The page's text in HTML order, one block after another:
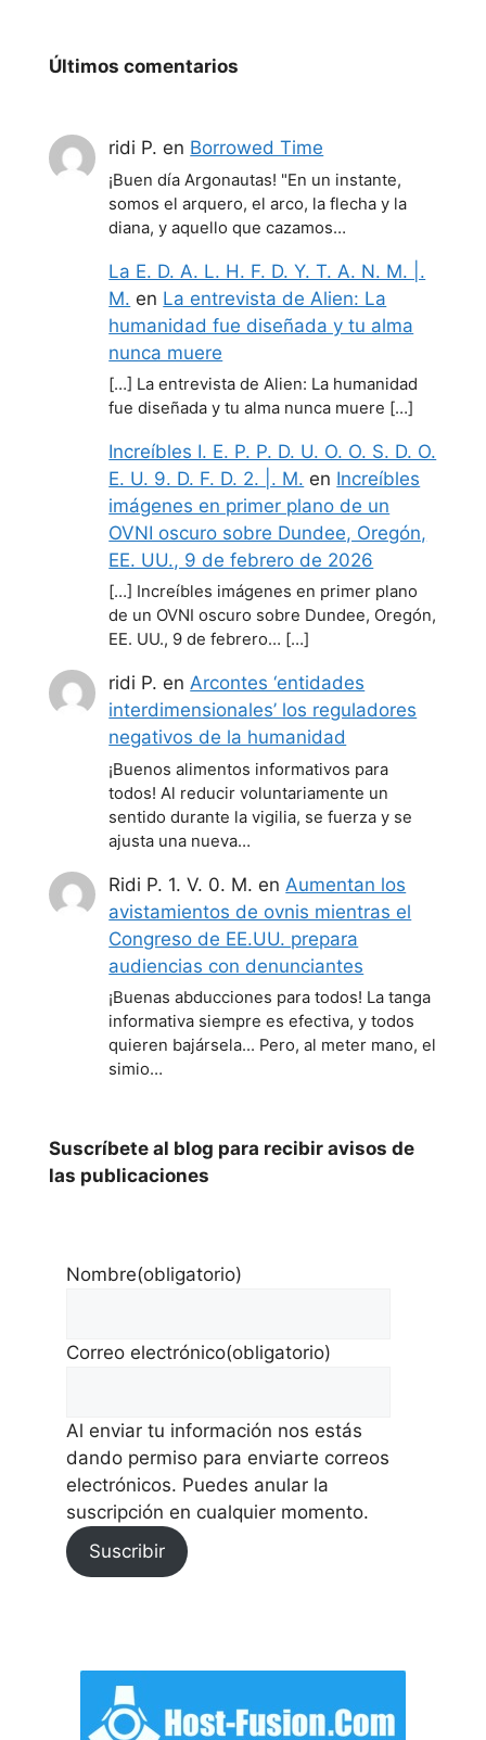
Últimos comentarios
ridi P. en Borrowed Time
¡Buen día Argonautas! "En un instante,
somos el arquero, el arco, la flecha y la
diana, y aquello que cazamos…
La E. D. A. L. H. F. D. Y. T. A. N. M. |.
M. en La entrevista de Alien: La
humanidad fue diseñada y tu alma
nunca muere
[…] La entrevista de Alien: La humanidad
fue diseñada y tu alma nunca muere […]
Increíbles I. E. P. P. D. U. O. O. S. D. O.
E. U. 9. D. F. D. 2. |. M. en Increíbles
imágenes en primer plano de un
OVNI oscuro sobre Dundee, Oregón,
EE. UU., 9 de febrero de 2026
[…] Increíbles imágenes en primer plano
de un OVNI oscuro sobre Dundee, Oregón,
EE. UU., 9 de febrero… […]
ridi P. enArcontes ‘entidades
interdimensionales’ los reguladores
negativos de la humanidad
¡Buenos alimentos informativos para
todos! Al reducir voluntariamente un
sentido durante la vigilia, se fuerza y se
ajusta una nueva…
Ridi P. 1. V. 0. M. en Aumentan los
avistamientos de ovnis mientras el
Congreso de EE.UU. prepara
audiencias con denunciantes
¡Buenas abducciones para todos! La tanga
informativa siempre es efectiva, y todos
quieren bajársela... Pero, al meter mano, el
simio…
Suscríbete al blog para recibir avisos de
las publicaciones
Nombre(obligatorio)
Correo electrónico(obligatorio)
Al enviar tu información nos estás
dando permiso para enviarte correos
electrónicos. Puedes anular la
suscripción en cualquier momento.
Suscribir